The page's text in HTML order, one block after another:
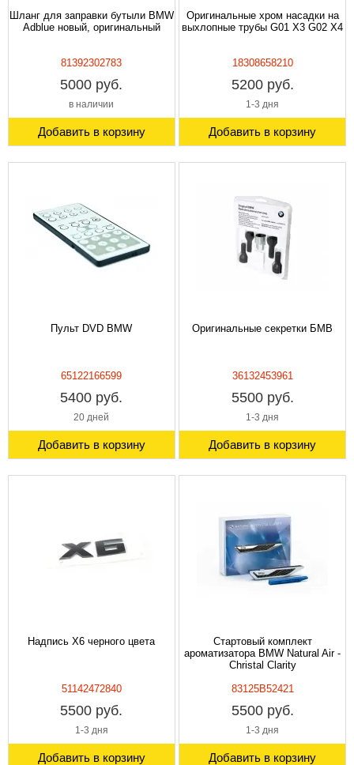
Шланг для заправки бутыли BMW
Adblue новый, оригинальный
81392302783
5000 руб.
в наличии
Добавить в корзину
Оригинальные хром насадки на
выхлопные трубы G01 X3 G02 X4
18308658210
5200 руб.
1-3 дня
Добавить в корзину
Пульт DVD BMW
65122166599
5400 руб.
20 дней
Добавить в корзину
Оригинальные секретки БМВ
36132453961
5500 руб.
1-3 дня
Добавить в корзину
Надпись X6 черного цвета
51142472840
5500 руб.
1-3 дня
Добавить в корзину
Стартовый комплект
ароматизатора BMW Natural Air -
Christal Clarity
83125B52421
5500 руб.
1-3 дня
Добавить в корзину